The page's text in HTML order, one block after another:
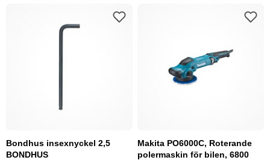
Bondhus insexnyckel 2,5
BONDHUS
Makita PO6000C, Roterande
polermaskin för bilen, 6800